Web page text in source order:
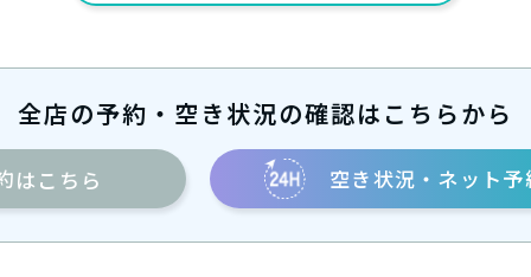
全店の予約・空き状況の確認はこちらから
はこちら 空き状況・ネット予